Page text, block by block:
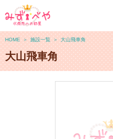
HOME ＞ 施設一覧 ＞ 大山飛車角
大山飛車角